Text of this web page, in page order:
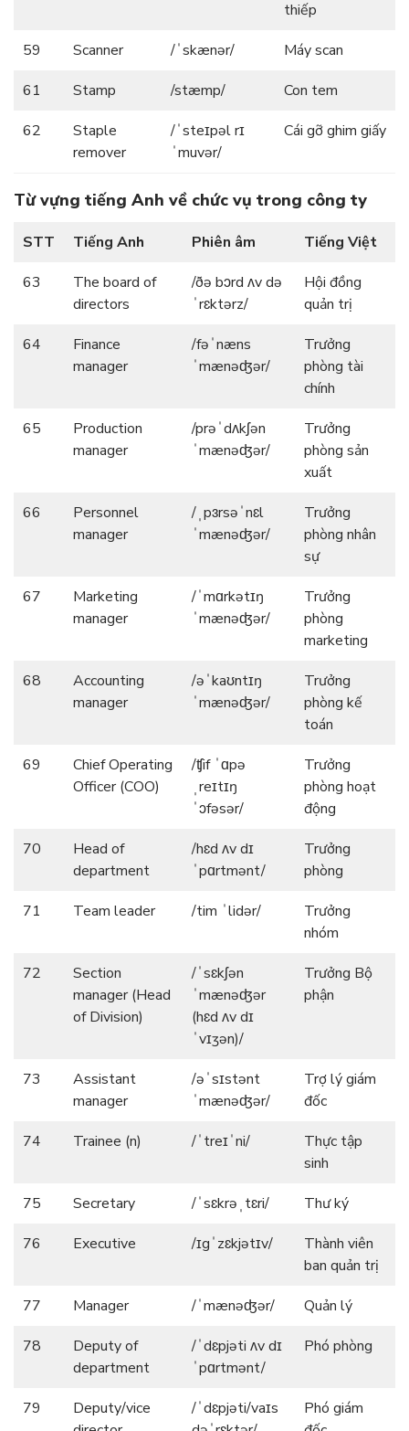
thiếp
59
Scanner /ˈskænər/
Máy scan
61
Stamp /stæmp/
Con tem
62
Staple
remover
/ˈsteɪpəl rɪ
ˈmuvər/
Cái gỡ ghim giấy
Từ vựng tiếng Anh về chức vụ trong công ty
STT Tiếng Anh Phiên âm
Tiếng Việt
63
The board of
directors
/ðə bɔrd ʌv də
ˈrɛktərz/
Hội đồng
quản trị
64
Finance
manager
/fəˈnæns
ˈmænəʤər/
Trưởng
phòng tài
chính
65
Production
manager
/prəˈdʌkʃən
ˈmænəʤər/
Trưởng
phòng sản
xuất
66
Personnel
manager
/ˌpɜrsəˈnɛl
ˈmænəʤər/
Trưởng
phòng nhân
sự
67
Marketing
manager
/ˈmɑrkətɪŋ
ˈmænəʤər/
Trưởng
phòng
marketing
68
Accounting
manager
/əˈkaʊntɪŋ
ˈmænəʤər/
Trưởng
phòng kế
toán
69
Chief Operating
Officer (COO)
/ʧif ˈɑpə
ˌreɪtɪŋ
ˈɔfəsər/
Trưởng
phòng hoạt
động
70
Head of
department
/hɛd ʌv dɪ
ˈpɑrtmənt/
Trưởng
phòng
71
Team leader /tim ˈlidər/
Trưởng
nhóm
72
Section
manager (Head
of Division)
/ˈsɛkʃən
ˈmænəʤər
(hɛd ʌv dɪ
ˈvɪʒən)/
Trưởng Bộ
phận
73
Assistant
manager
/əˈsɪstənt
ˈmænəʤər/
Trợ lý giám
đốc
74
Trainee (n) /ˈtreɪˈni/
Thực tập
sinh
75
Secretary /ˈsɛkrəˌtɛri/
Thư ký
76
Executive /ɪgˈzɛkjətɪv/
Thành viên
ban quản trị
77
Manager /ˈmænəʤər/
Quản lý
78
Deputy of
department
/ˈdɛpjəti ʌv dɪ
ˈpɑrtmənt/
Phó phòng
79
Deputy/vice
/ˈdɛpjəti/vaɪs
Phó giám